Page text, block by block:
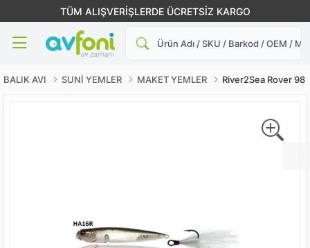
TÜM ALIŞVERİŞLERDE ÜCRETSİZ KARGO
BALIK AVI SUNİ YEMLER MAKET YEMLER River2Sea Rover 98